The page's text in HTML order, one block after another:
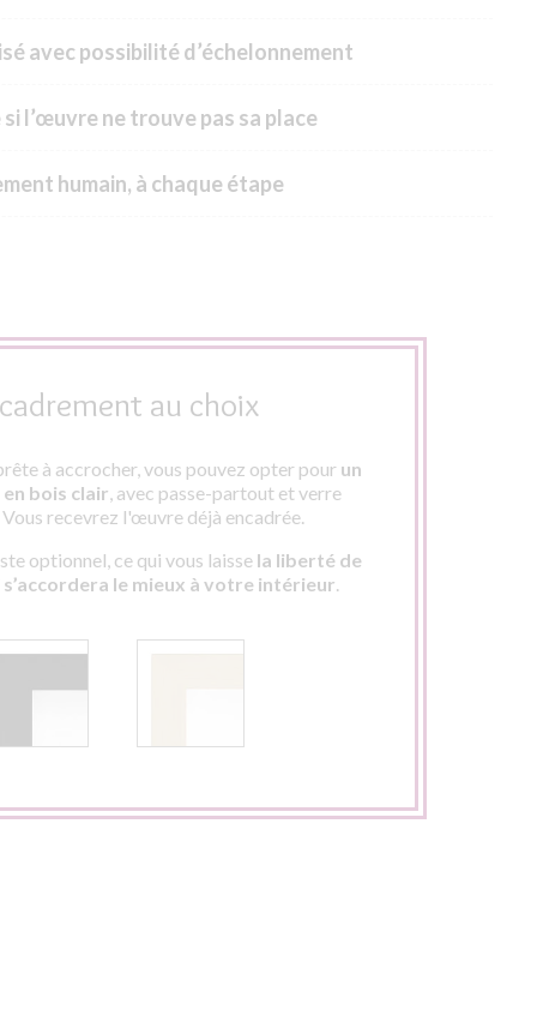
avec possibilité d’échelonnement
l’œuvre ne trouve pas sa place
humain, à chaque étape
au choix
à accrocher, vous pouvez opter pour un
bois clair, avec passe-partout et verre
recevrez l'œuvre déjà encadrée.
optionnel, ce qui vous laisse la liberté de
le mieux à votre intérieur.